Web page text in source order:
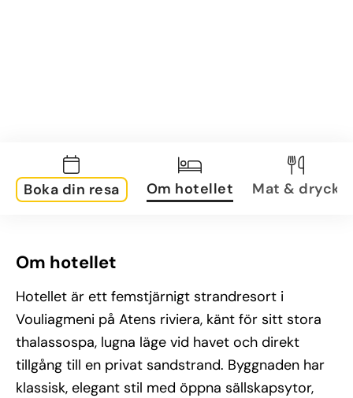
Boka din resa Om hotellet Mat & dryck
Om hotellet
Hotellet är ett femstjärnigt strandresort i
Vouliagmeni på Atens riviera, känt för sitt stora
thalassospa, lugna läge vid havet och direkt
tillgång till en privat sandstrand. Byggnaden har
klassisk, elegant stil med öppna sällskapsytor,